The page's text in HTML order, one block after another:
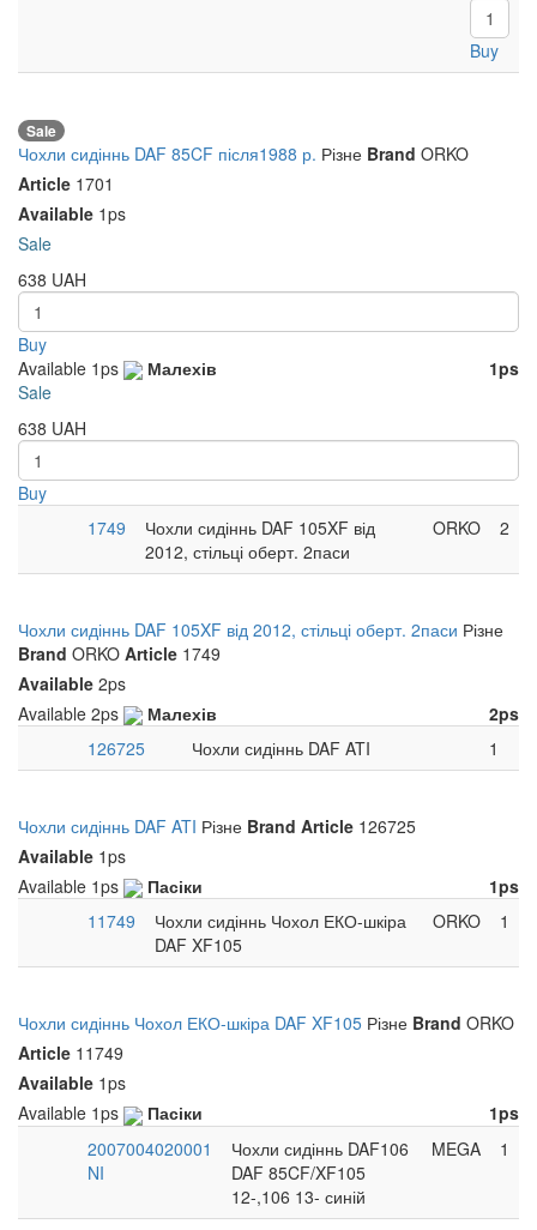
Buy
Sale
Чохли сидіннь DAF 85CF після1988 р. Різне Brand ORKO
Article 1701
Available 1ps
Sale
638 UAH
Buy
Available 1ps Малехів
1ps
Sale
638 UAH
Buy
1749
Чохли сидіннь DAF 105XF від
2012, стільці оберт. 2паси
ORKO 2
Чохли сидіннь DAF 105XF від 2012, стільці оберт. 2паси Різне
Brand ORKO Article 1749
Available 2ps
Available 2ps Малехів
2ps
126725
Чохли сидіннь DAF ATI 1
Чохли сидіннь DAF ATI Різне Brand Article 126725
Available 1ps
Available 1ps Пасіки
1ps
11749
Чохли сидіннь Чохол ЕКО-шкіра
DAF XF105
ORKO 1
Чохли сидіннь Чохол ЕКО-шкіра DAF XF105 Різне Brand ORKO
Article 11749
Available 1ps
Available 1ps Пасіки
1ps
2007004020001
NI
Чохли сидіннь DAF106
DAF 85CF/XF105
12-,106 13- синій
MEGA 1